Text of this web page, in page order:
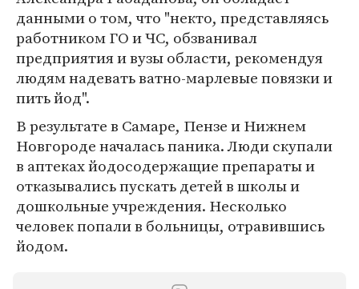
данными о том, что "некто, представляясь
работником ГО и ЧС, обзванивал
предприятия и вузы области, рекомендуя
людям надевать ватно-марлевые повязки и
пить йод".
В результате в Самаре, Пензе и Нижнем
Новгороде началась паника. Люди скупали
в аптеках йодосодержащие препараты и
отказывались пускать детей в школы и
дошкольные учреждения. Несколько
человек попали в больницы, отравившись
йодом.